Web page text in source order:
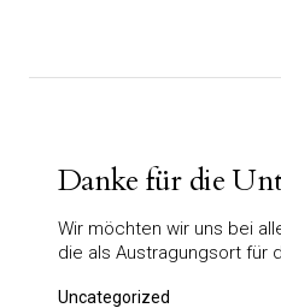
Danke für die
Wir möchten wir uns bei
die als Austragungsort für
Uncategorized